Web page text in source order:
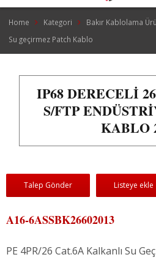
Home Kategori Bakır Kablolama
Su geçirmez Patch Kablo
IP68 DERECELI
S/FTP
KABLO
Talep Gönder Listeye ekle
A16-6ASSBK26602013
PE 4PR/26 Cat.6A Kalkanlı Su